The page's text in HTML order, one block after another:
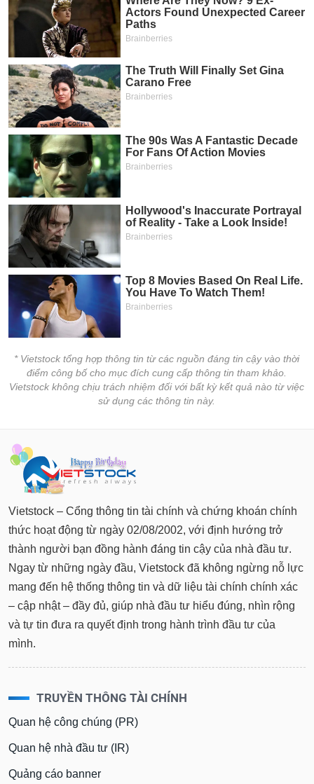
* Vietstock tổng hợp thông tin từ các nguồn đáng tin cậy vào thời
điểm công bố cho mục đích cung cấp thông tin tham khảo.
Vietstock không chịu trách nhiệm đối với bất kỳ kết quả nào từ việc
sử dụng các thông tin này.
Vietstock – Cổng thông tin tài chính và chứng khoán chính
thức hoạt động từ ngày 02/08/2002, với định hướng trở
thành người bạn đồng hành đáng tin cậy của nhà đầu tư.
Ngay từ những ngày đầu, Vietstock đã không ngừng nỗ lực
mang đến hệ thống thông tin và dữ liệu tài chính chính xác
– cập nhật – đầy đủ, giúp nhà đầu tư hiểu đúng, nhìn rộng
và tự tin đưa ra quyết định trong hành trình đầu tư của
mình.
TRUYỀN THÔNG TÀI CHÍNH
Quan hệ công chúng (PR)
Quan hệ nhà đầu tư (IR)
Quảng cáo banner